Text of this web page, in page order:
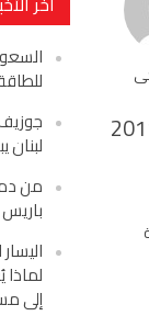
لبنان
من
إلى